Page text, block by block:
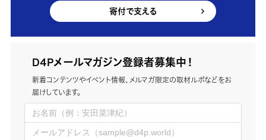
寄付で支える
D4Pメールマガジン登録者募集中！
新着コンテンツやイベント情報、メルマガ限定の取材ルポなどをお
届けしています。